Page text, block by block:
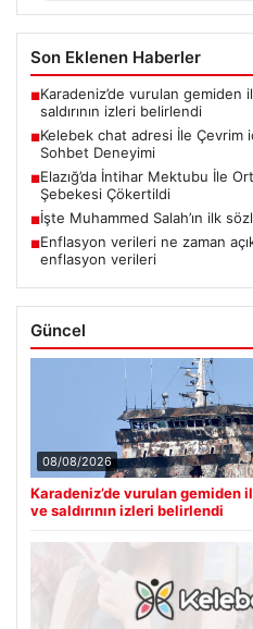
Son Eklenen Haberler
■Karadeniz’de vurulan gemiden
saldırının izleri belirlendi
■Kelebek chat adresi İle Çevrim
Sohbet Deneyimi
■Elazığ’da İntihar Mektubu İle
Şebekesi Çökertildi
■İşte Muhammed Salah’ın ilk
■Enflasyon verileri ne zaman
enflasyon verileri
Güncel
08/08/2026
Karadeniz’de vurulan gemiden
ve saldırının izleri belirlendi